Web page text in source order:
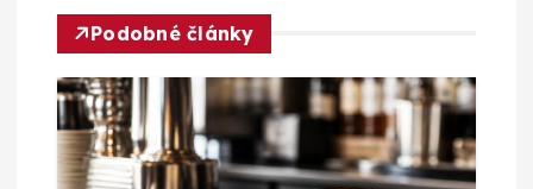
c
e
p
Podobné články